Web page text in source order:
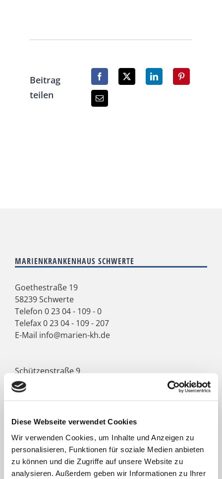
Diese Webseite verwendet Cookies
Wir verwenden Cookies, um Inhalte und Anzeigen zu
personalisieren, Funktionen für soziale Medien anbieten
zu können und die Zugriffe auf unsere Website zu
analysieren. Außerdem geben wir Informationen zu Ihrer
Beitrag
teilen
MARIENKRANKENHAUS SCHWERTE
Goethestraße 19
58239 Schwerte
Telefon 0 23 04 - 109 - 0
Telefax 0 23 04 - 109 - 207
E-Mail info@marien-kh.de
Schützenstraße 9
58239 Schwerte
Telefon
E-Mailinfo@marien-kh.de
KATH. ST. PAULUS GESELLSCHAFT